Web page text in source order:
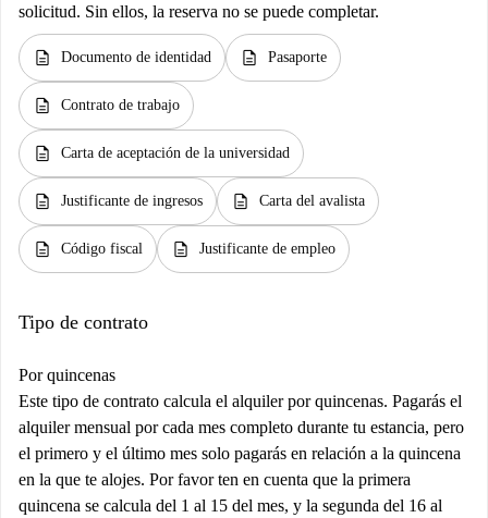
solicitud. Sin ellos, la reserva no se puede completar.
description Documento de identidad description Pasaporte
description Contrato de trabajo
description Carta de aceptación de la universidad
description Justificante de ingresos description Carta del avalista
description Código fiscal description Justificante de empleo
Tipo de contrato
Por quincenas
Este tipo de contrato calcula el alquiler por quincenas. Pagarás el
alquiler mensual por cada mes completo durante tu estancia, pero
el primero y el último mes solo pagarás en relación a la quincena
en la que te alojes. Por favor ten en cuenta que la primera
quincena se calcula del 1 al 15 del mes, y la segunda del 16 al